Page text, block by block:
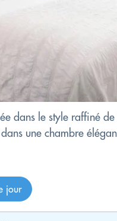
dans le style raffiné
dans une chambre
jour